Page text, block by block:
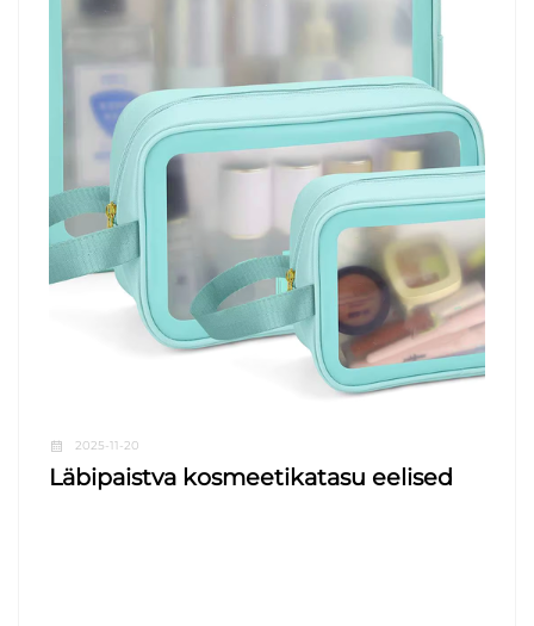
2025-11-20
Läbipaistva kosmeetikatasu eelised